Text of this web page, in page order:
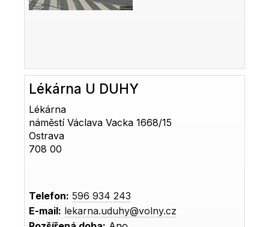
Lékárna U DUHY
Lékárna
náměstí Václava Vacka 1668/15
Ostrava
708 00
Telefon: 596 934 243
E-mail: lekarna.uduhy@volny.cz